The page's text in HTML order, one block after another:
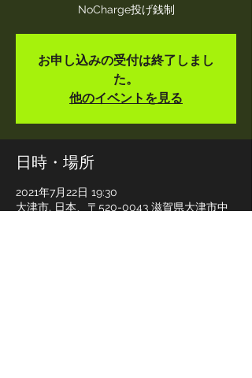
NoCharge投げ銭制
お申し込みの受付は終了しまし
た。
他のイベントを見る
日時・場所
2021年7月22日 19:30
大津市, 日本、〒520-0043 滋賀県大津市中